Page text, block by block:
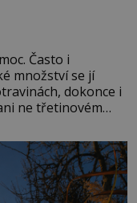
Často i
množství se jí
dokonce i
ne třetinovém
zásadní pro